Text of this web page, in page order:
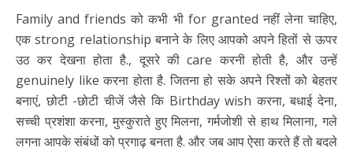
Family and friends को कभी भी for granted नहीं लेना चाहिए,
एक strong relationship बनाने के लिए आपको अपने हितों से ऊपर
उठ कर देखना होता है., दूसरे की care करनी होती है, और उन्हें
genuinely like करना होता है. जितना हो सके अपने रिश्तों को बेहतर
बनाएं, छोटी -छोटी चीजें जैसे कि Birthday wish करना, बधाई देना,
सच्ची प्रशंशा करना, मुस्कुराते हुए मिलना, गर्मजोशी से हाथ मिलाना, गले
लगना आपके संबंधों को प्रगाढ़ बनता है. और जब आप ऐसा करते हैं तो बदले